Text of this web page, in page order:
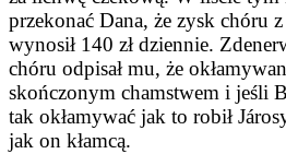
przekonać Dana, że zysk chóru
wynosił 140 zł dziennie.
chóru odpisał mu, że
skończonym chamstwem i jeśli
tak okłamywać jak to robił
jak on kłamcą.